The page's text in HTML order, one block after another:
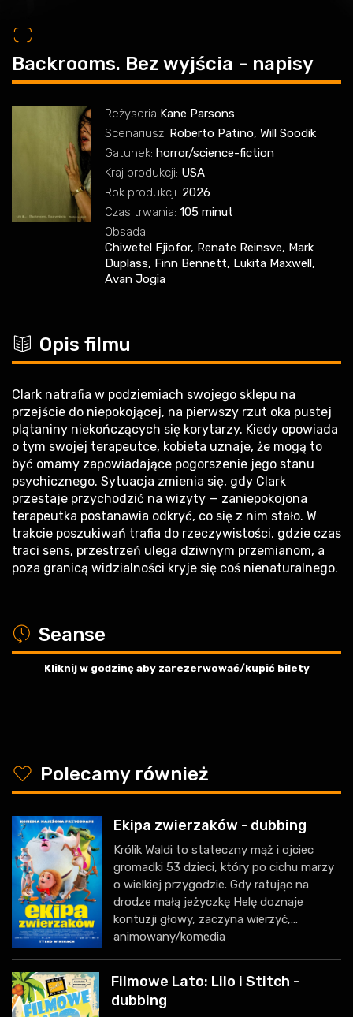
o
Backrooms. Bez wyjścia - napisy
Reżyseria Kane Parsons
Scenariusz: Roberto Patino, Will Soodik
Gatunek: horror/science-fiction
Kraj produkcji: USA
Rok produkcji: 2026
Czas trwania: 105 minut
Obsada:
Chiwetel Ejiofor, Renate Reinsve, Mark
Duplass, Finn Bennett, Lukita Maxwell,
Avan Jogia
c Opis filmu
Clark natrafia w podziemiach swojego sklepu na
przejście do niepokojącej, na pierwszy rzut oka pustej
plątaniny niekończących się korytarzy. Kiedy opowiada
o tym swojej terapeutce, kobieta uznaje, że mogą to
być omamy zapowiadające pogorszenie jego stanu
psychicznego. Sytuacja zmienia się, gdy Clark
przestaje przychodzić na wizyty — zaniepokojona
terapeutka postanawia odkryć, co się z nim stało. W
trakcie poszukiwań trafia do rzeczywistości, gdzie czas
traci sens, przestrzeń ulega dziwnym przemianom, a
poza granicą widzialności kryje się coś nienaturalnego.
a Seanse
Kliknij w godzinę aby zarezerwować/kupić bilety
y Polecamy również
Ekipa zwierzaków - dubbing
Królik Waldi to stateczny mąż i ojciec
gromadki 53 dzieci, który po cichu marzy
o wielkiej przygodzie. Gdy ratując na
drodze małą jeżyczkę Helę doznaje
kontuzji głowy, zaczyna wierzyć,...
animowany/komedia
Filmowe Lato: Lilo i Stitch -
dubbing